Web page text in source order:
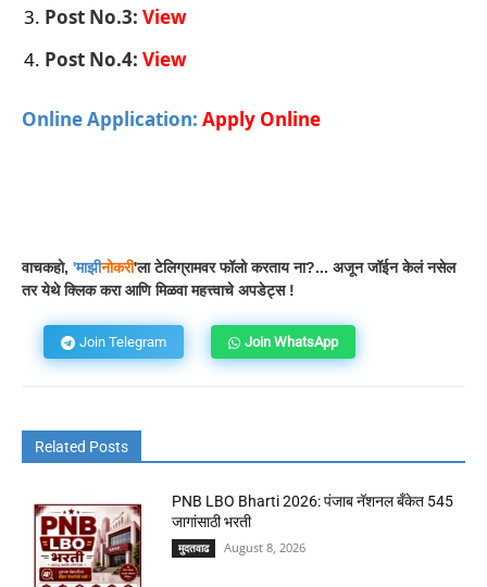
Post No.3: View
Post No.4: View
Online Application: Apply Online
वाचकहो, 'माझीनोकरी'ला टेलिग्रामवर फॉलो करताय ना?... अजून जॉईन केलं नसेल
तर येथे क्लिक करा आणि मिळवा महत्त्वाचे अपडेट्स !
Join Telegram Join WhatsApp
Related Posts
PNB LBO Bharti 2026: पंजाब नॅशनल बँकेत 545
जागांसाठी भरती
मुदतवाढ August 8, 2026